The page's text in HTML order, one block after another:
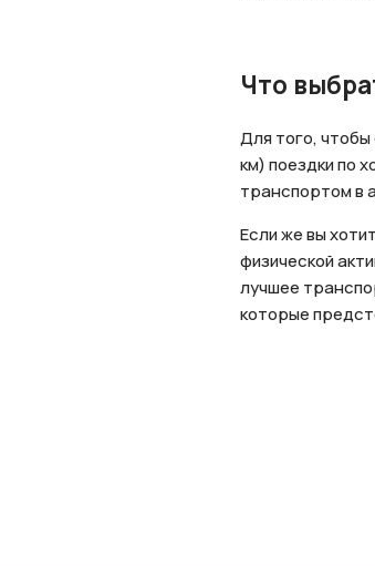
Что
Для того,
км) поездки по
транспортом в
Если же вы
физической
лучшее
которые